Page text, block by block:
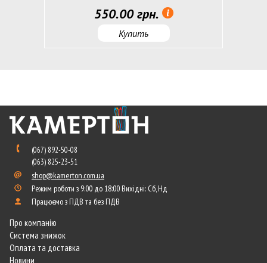
550.00 грн.
Купить
(067) 892-50-08
(063) 825-23-51
shop@kamerton.com.ua
Режим роботи з 9:00 до 18:00 Вихідні: Сб, Нд
Працюємо з ПДВ та без ПДВ
Про компанію
Система знижок
Оплата та доставка
Новини